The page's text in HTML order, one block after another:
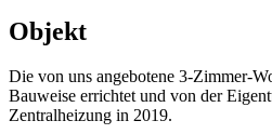
Objekt
Die von uns angebotene 3-Zimmer-
Bauweise errichtet und von der
Zentralheizung in 2019.